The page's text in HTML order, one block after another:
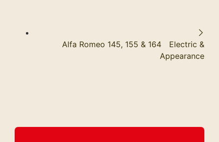
Alfa Romeo 145, 155 & 164 Electric &
Appearance